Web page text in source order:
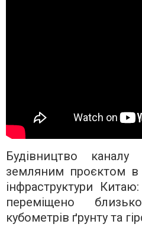
Будівництво
земляним проєктом в
інфраструктури
переміщено
кубометрів ґрунту та